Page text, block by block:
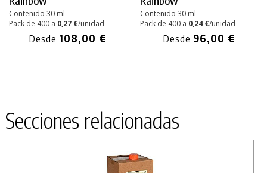
Contenido 30 ml
Pack de 400 a 0,27 €/unidad
Desde 108,00 €
Contenido 30 ml
Pack de 400 a 0,24 €/unidad
Desde 96,00 €
Secciones relacionadas